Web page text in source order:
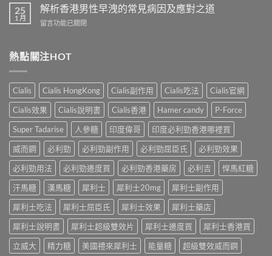
–
專
陽
產
購
物
平
台〉
中
防
早
洩
面
中
港
男
性
早
小
妙
招〉
中
25
1 月
解析香港男性早洩的常見病因及應對之道
在
香
港
性
早
洩
的
常
見
因
及
應
之
道〉
中
留言功能已關閉
熱點關注HOT
Cialis Cialis HongKong Cialis副作用 Cialis吃法
Cialis官網
Cialis效果
Cialis說明書 Cialis香港 Hamer candy
P-Force
Super Tadarise
人參糖 印度偉哥
印度必利勁香港哪裡買
威而鋼
必利勁 必利勁副作用 必利勁屈臣氏
必利勁效果
必利勁用法
必利勁邊度買 必利勁香港藥房 必利吉
悍馬紅糖
汗馬糖
漢馬糖 犀利士 犀利士20mg
犀利士副作用
犀利士吃法
犀利士屈臣氏 犀利士效果
犀利士藥店
犀利士說明書
犀利士超級雙效片 犀利士邊度買
犀利士香港買
立威大
精力糖 美國禮來犀利士 能量糖 超級雙效威而鋼